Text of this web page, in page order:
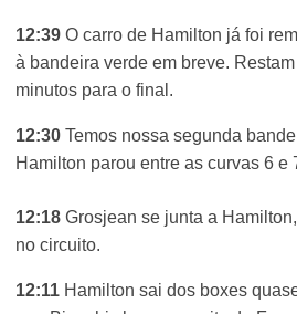
12:39 O carro de Hamilton já foi
à bandeira verde em breve.
minutos para o final.
12:30 Temos nossa segunda
Hamilton parou entre as curvas 6 e
12:18 Grosjean se junta a
no circuito.
12:11 Hamilton sai dos boxes